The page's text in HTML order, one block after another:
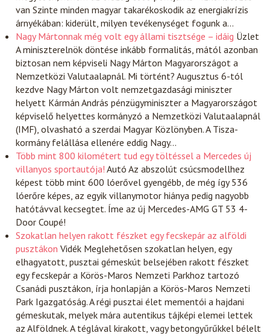
van Szinte minden magyar takarékoskodik az energiakrízis
árnyékában: kiderült, milyen tevékenységet fogunk a…
Nagy Mártonnak még volt egy állami tisztsége – idáig Üzlet
A miniszterelnök döntése inkább formalitás, mától azonban
biztosan nem képviseli Nagy Márton Magyarországot a
Nemzetközi Valutaalapnál. Mi történt? Augusztus 6-tól
kezdve Nagy Márton volt nemzetgazdasági miniszter
helyett Kármán András pénzügyminiszter a Magyarországot
képviselő helyettes kormányzó a Nemzetközi Valutaalapnál
(IMF), olvasható a szerdai Magyar Közlönyben. A Tisza-
kormány felállása ellenére eddig Nagy…
Több mint 800 kilométert tud egy töltéssel a Mercedes új
villanyos sportautója! Autó Az abszolút csúcsmodellhez
képest több mint 600 lóerővel gyengébb, de még így 536
lóerőre képes, az egyik villanymotor hiánya pedig nagyobb
hatótávval kecsegtet. Íme az új Mercedes-AMG GT 53 4-
Door Coupé!
Szokatlan helyen rakott fészket egy fecskepár az alföldi
pusztákon Vidék Meglehetősen szokatlan helyen, egy
elhagyatott, pusztai gémeskút belsejében rakott fészket
egy fecskepár a Körös-Maros Nemzeti Parkhoz tartozó
Csanádi pusztákon, írja honlapján a Körös-Maros Nemzeti
Park Igazgatóság. A régi pusztai élet mementói a hajdani
gémeskutak, melyek mára autentikus tájképi elemei lettek
az Alföldnek. A téglával kirakott, vagy betongyűrűkkel bélelt